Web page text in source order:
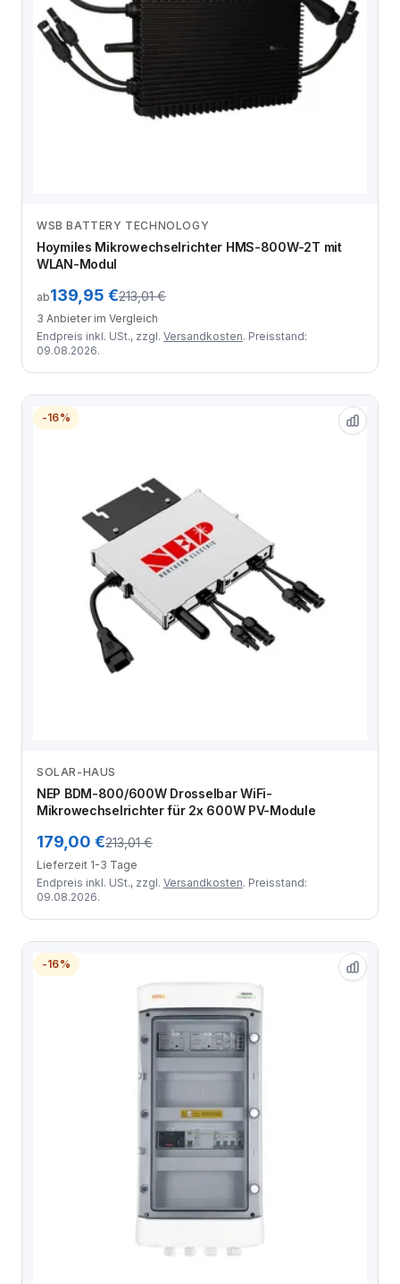
Anbieter vergleichen
WSB BATTERY TECHNOLOGY
Hoymiles Mikrowechselrichter HMS-800W-2T mit
WLAN-Modul
ab139,95 €213,01 €
3 Anbieter im Vergleich
Endpreis inkl. USt., zzgl. Versandkosten. Preisstand:
09.08.2026.
-16%
SOLAR-HAUS
NEP BDM-800/600W Drosselbar WiFi-
Mikrowechselrichter für 2x 600W PV-Module
179,00 €213,01 €
Lieferzeit 1-3 Tage
Endpreis inkl. USt., zzgl. Versandkosten. Preisstand:
09.08.2026.
-16%